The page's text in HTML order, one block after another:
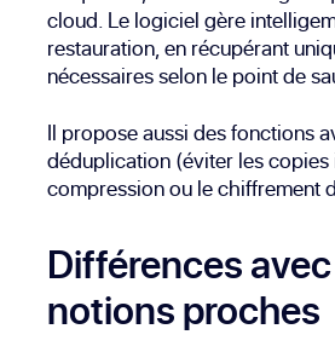
cloud. Le logiciel gère
restauration, en récupérant
nécessaires selon le point de
Il propose aussi des fonctions
déduplication (éviter les copies
compression ou le chiffrement
Différences
notions proches